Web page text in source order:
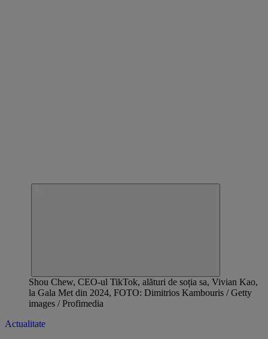
Shou Chew, CEO-ul TikTok, alături de soția sa, Vivian Kao,
la Gala Met din 2024, FOTO: Dimitrios Kambouris / Getty
images / Profimedia
Actualitate